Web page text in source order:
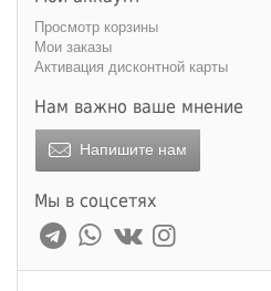
Просмотр корзины
Мои заказы
Активация дисконтной карты
Нам важно ваше мнение
Напишите нам
Мы в соцсетях